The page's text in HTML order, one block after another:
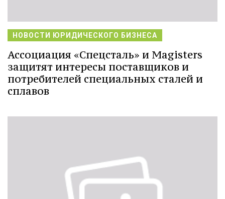
НОВОСТИ ЮРИДИЧЕСКОГО БИЗНЕСА
Ассоциация «Спецсталь» и Magisters
защитят интересы поставщиков и
потребителей специальных сталей и
сплавов